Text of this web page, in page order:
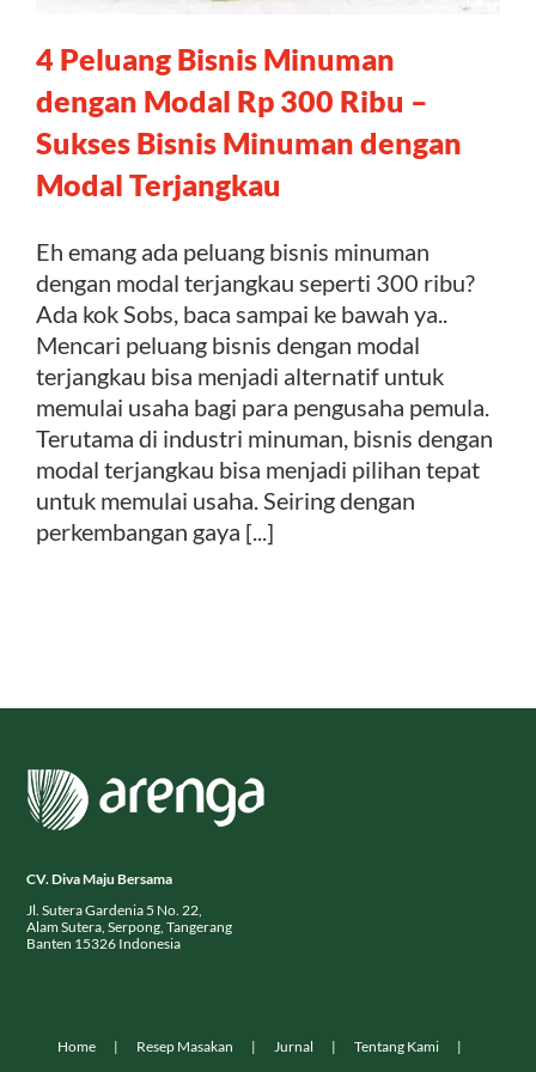
Kontak
4 Peluang Bisnis Minuman
dengan Modal Rp 300 Ribu –
Sukses Bisnis Minuman dengan
Modal Terjangkau
Eh emang ada peluang bisnis minuman
dengan modal terjangkau seperti 300 ribu?
Ada kok Sobs, baca sampai ke bawah ya..
Mencari peluang bisnis dengan modal
terjangkau bisa menjadi alternatif untuk
memulai usaha bagi para pengusaha pemula.
Terutama di industri minuman, bisnis dengan
modal terjangkau bisa menjadi pilihan tepat
untuk memulai usaha. Seiring dengan
perkembangan gaya [...]
CV. Diva Maju Bersama
Jl. Sutera Gardenia 5 No. 22,
Alam Sutera, Serpong, Tangerang
Banten 15326 Indonesia
Home Resep Masakan Jurnal
Tentang Kami